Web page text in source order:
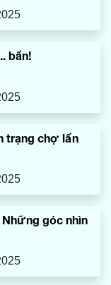
bẩn!
trạng chợ lấn
Những góc nhìn